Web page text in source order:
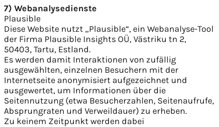
7) Webanalysedienste
Plausible
Diese Website nutzt „Plausible“, ein Webanalyse-Tool
der Firma Plausible Insights OÜ, Västriku tn 2,
50403, Tartu, Estland.
Es werden damit Interaktionen von zufällig
ausgewählten, einzelnen Besuchern mit der
Internetseite anonymisiert aufgezeichnet und
ausgewertet, um Informationen über die
Seitennutzung (etwa Besucherzahlen, Seitenaufrufe,
Absprungraten und Verweildauer) zu erheben.
Zu keinem Zeitpunkt werden dabei